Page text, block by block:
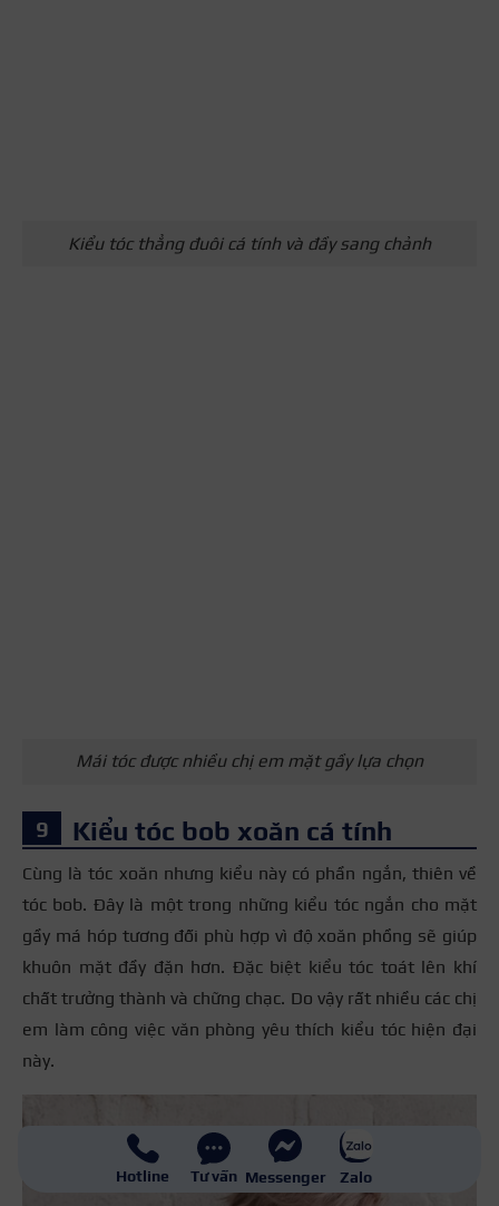
Kiểu tóc thẳng đuôi cá tính và đầy sang chảnh
Mái tóc được nhiều chị em mặt gầy lựa chọn
Kiểu tóc bob xoăn cá tính
Cùng là tóc xoăn nhưng kiểu này có phần ngắn, thiên về
tóc bob. Đây là một trong những kiểu tóc ngắn cho mặt
gầy má hóp tương đối phù hợp vì độ xoăn phồng sẽ giúp
khuôn mặt đầy đặn hơn. Đặc biệt kiểu tóc toát lên khí
chất trưởng thành và chững chạc. Do vậy rất nhiều các chị
em làm công việc văn phòng yêu thích kiểu tóc hiện đại
này.
Hotline Tư vấn Messenger Zalo